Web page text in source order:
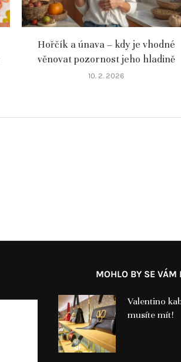
Hořčík a únava – kdy je vhodné
věnovat pozornost jeho hladině
10. 2. 2026
MOHLO BY SE VÁM
Valentino
musíte mít!